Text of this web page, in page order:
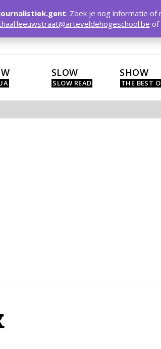
SLOW SHOW
. Zoek je nog informatie of
of